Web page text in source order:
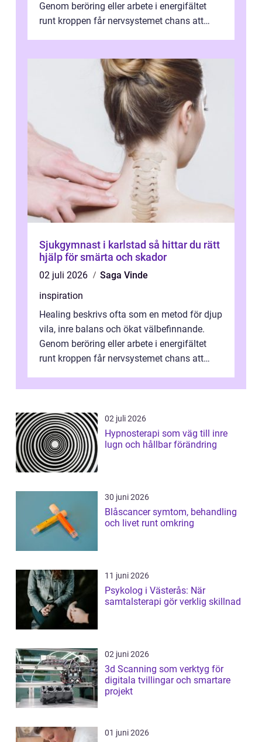
Genom beröring eller arbete i energifältet
runt kroppen får nervsystemet chans att
Sjukgymnast i karlstad så hittar du rätt
hjälp för smärta och skador
02 juli 2026
Saga Vinde
inspiration
Healing beskrivs ofta som en metod för djup
vila, inre balans och ökat välbefinnande.
Genom beröring eller arbete i energifältet
runt kroppen får nervsystemet chans att
02 juli 2026
Hypnosterapi som väg till inre
lugn och hållbar förändring
30 juni 2026
Blåscancer symtom, behandling
och livet runt omkring
11 juni 2026
Psykolog i Västerås: När
samtalsterapi gör verklig skillnad
02 juni 2026
3d Scanning som verktyg för
digitala tvillingar och smartare
projekt
01 juni 2026